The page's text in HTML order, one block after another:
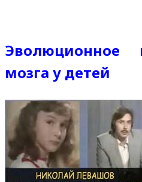
Эволюционное
мозга у детей